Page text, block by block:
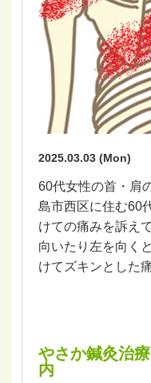
2025.03.03 (Mon)
60代女性の首・肩
島市西区に住む60
けての痛みを訴え
向いたり左を向く
けてズキンとした
やさか鍼灸治
内